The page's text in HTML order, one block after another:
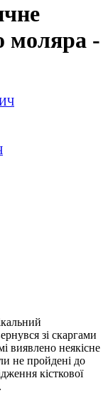
моляра -
зі скаргами
виявлено неякісне
не пройдені до
кісткової